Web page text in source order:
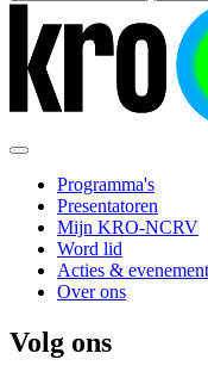
Programma's
Presentatoren
Mijn KRO-NCRV
Word lid
Acties &
Over ons
Volg ons